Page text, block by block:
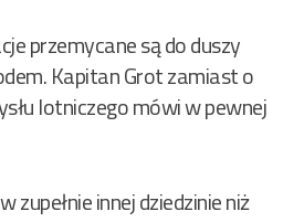
przemycane są do duszy
Kapitan Grot zamiast o
lotniczego mówi w pewnej
zupełnie innej dziedzinie niż